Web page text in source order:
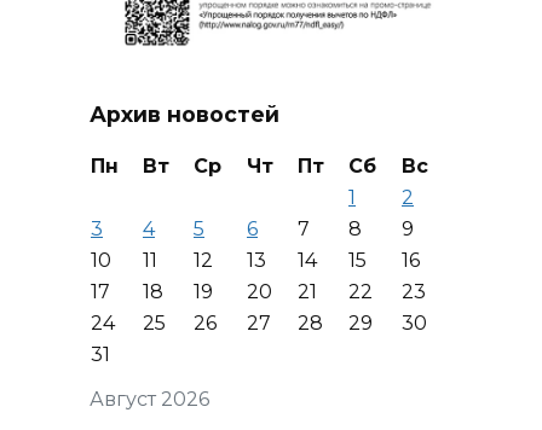
Архив новостей
Август 2026
Пн Вт Ср Чт Пт Сб
Вс
1
2
3
4 5 6 7 8
9
10
11 12 13 14 15
16
17
18 19 20 21 22
23
24
25 26 27 28 29
30
31